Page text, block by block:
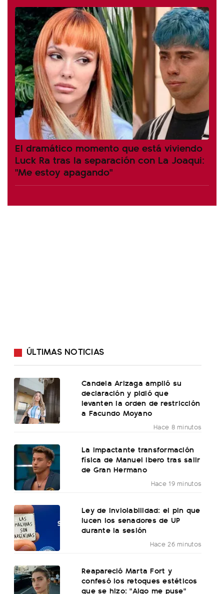
El dramático momento que está viviendo
Luck Ra tras la separación con La Joaqui:
"Me estoy apagando"
ÚLTIMAS NOTICIAS
Candela Arizaga amplió su
declaración y pidió que
levanten la orden de restricción
a Facundo Moyano
Hace 8 minutos
La impactante transformación
física de Manuel Ibero tras salir
de Gran Hermano
Hace 19 minutos
Ley de Inviolabilidad: el pin que
lucen los senadores de UP
durante la sesión
Hace 26 minutos
Reapareció Marta Fort y
confesó los retoques estéticos
que se hizo: "Algo me puse"